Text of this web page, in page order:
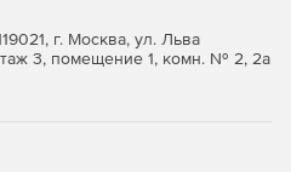
понятные визуальные
будут расположены
перспективы
г. Москва, ул. Льва
3, помещение 1, комн. № 2, 2а